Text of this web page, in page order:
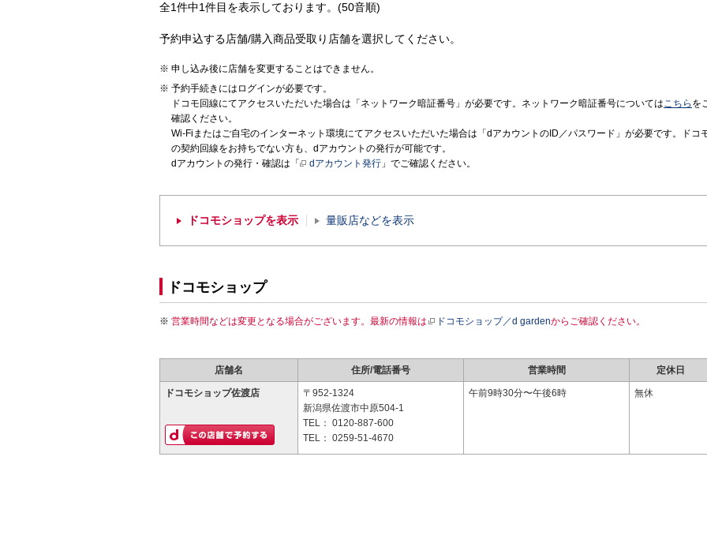
全1件中1件目を表示しております。(50音順)
予約申込する店舗/購入商品受取り店舗を選択してください。
申し込み後に店舗を変更することはできません。
予約手続きにはログインが必要です。
ドコモ回線にてアクセスいただいた場合は「ネットワーク暗証番号」が必要です。ネットワーク暗証番号についてはこちら を
確認ください。
Wi-Fiまたはご自宅のインターネット環境にてアクセスいただいた場合は「dアカウントのID／パスワード」が必要です。ドコ
の契約回線をお持ちでない方も、dアカウントの発行が可能です。
dアカウントの発行・確認は「
dアカウント発行 」でご確認ください。
ドコモショップを表示 量販店などを表示
ドコモショップ
営業時間などは変更となる場合がございます。最新の情報は ドコモショップ／d gardenからご確認ください。
店舗名 住所/電話番号 営業時間 定休日
ドコモショップ佐渡店
〒952-1324
新潟県佐渡市中原504-1
TEL： 0120-887-600
TEL： 0259-51-4670
午前9時30分〜午後6時 無休